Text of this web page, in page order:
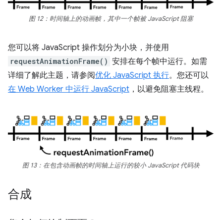
图 12：时间轴上的动画帧，其中一个帧被 JavaScript 阻塞
您可以将 JavaScript 操作划分为小块，并使用
requestAnimationFrame() 安排在每个帧中运行。如需
详细了解此主题，请参阅优化 JavaScript 执行。您还可以
在 Web Worker 中运行 JavaScript ，以避免阻塞主线程。
图 13：在包含动画帧的时间轴上运行的较小 JavaScript 代码块
合成